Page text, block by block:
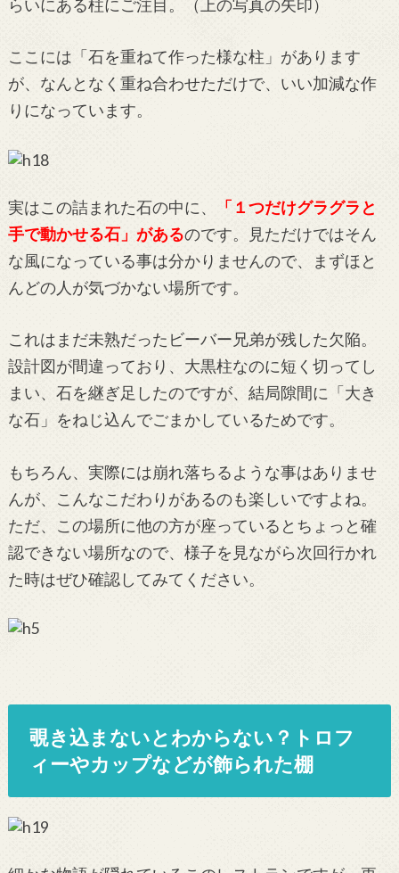
らいにある柱にご注目。（上の写真の矢印）
ここには「石を重ねて作った様な柱」があります
が、なんとなく重ね合わせただけで、いい加減な作
りになっています。
実はこの詰まれた石の中に、
「１つだけグラグラと
手で動かせる石」があるのです。見ただけではそん
な風になっている事は分かりませんので、まずほと
んどの人が気づかない場所です。
これはまだ未熟だったビーバー兄弟が残した欠陥。
設計図が間違っており、大黒柱なのに短く切ってし
まい、石を継ぎ足したのですが、結局隙間に「大き
な石」をねじ込んでごまかしているためです。
もちろん、実際には崩れ落ちるような事はありませ
んが、こんなこだわりがあるのも楽しいですよね。
ただ、この場所に他の方が座っているとちょっと確
認できない場所なので、様子を見ながら次回行かれ
た時はぜひ確認してみてください。
覗き込まないとわからない？トロフ
ィーやカップなどが飾られた棚